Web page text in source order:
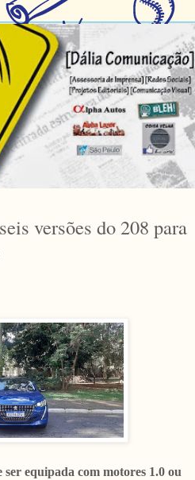
versões do 208 para
equipada com motores 1.0 ou